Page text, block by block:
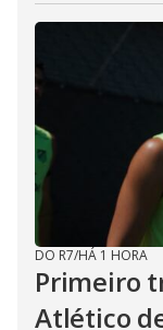
DO R7/HÁ 1 HORA
Primeiro
Atlético